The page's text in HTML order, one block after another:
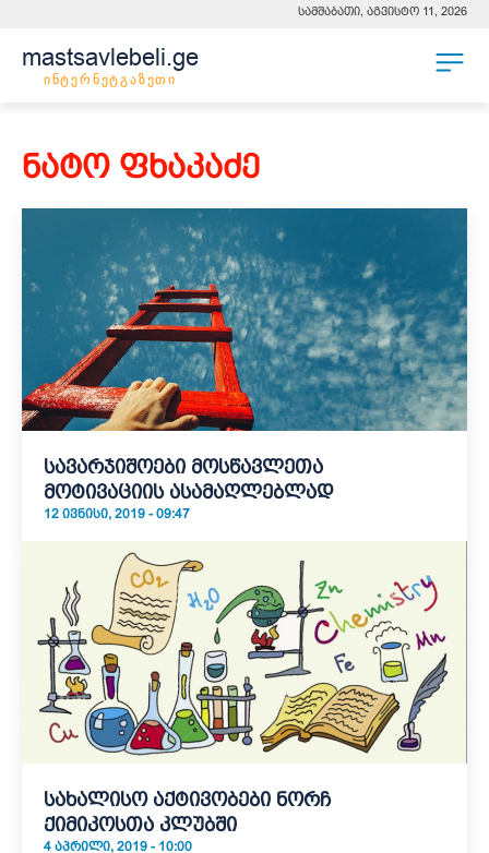
სამშაბათი, აგვისტო 11, 2026
mastsavlebeli.ge
ინტერნეტგაზეთი
ნატო ფხაკაძე
სავარჯიშოები მოსწავლეთა
მოტივაციის ასამაღლებლად
12 ᲘᲕᲜᲘᲡᲘ, 2019 - 09:47
სახალისო აქტივობები ნორჩ
ქიმიკოსთა კლუბში
4 ᲐᲞᲠᲘᲚᲘ, 2019 - 10:00